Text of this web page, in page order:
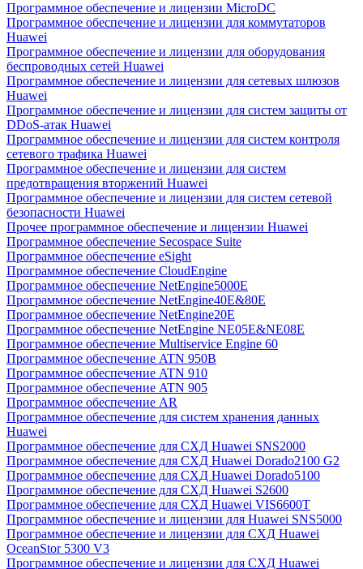
Программное обеспечение и лицензии MicroDC
Программное обеспечение и лицензии для коммутаторов
Huawei
Программное обеспечение и лицензии для оборудования
беспроводных сетей Huawei
Программное обеспечение и лицензии для сетевых шлюзов
Huawei
Программное обеспечение и лицензии для систем защиты от
DDoS-атак Huawei
Программное обеспечение и лицензии для систем контроля
сетевого трафика Huawei
Программное обеспечение и лицензии для систем
предотвращения вторжений Huawei
Программное обеспечение и лицензии для систем сетевой
безопасности Huawei
Прочее программное обеспечение и лицензии Huawei
Программное обеспечение Secospace Suite
Программное обеспечение eSight
Программное обеспечение CloudEngine
Программное обеспечение NetEngine5000E
Программное обеспечение NetEngine40E&80E
Программное обеспечение NetEngine20E
Программное обеспечение NetEngine NE05E&NE08E
Программное обеспечение Multiservice Engine 60
Программное обеспечение ATN 950B
Программное обеспечение ATN 910
Программное обеспечение ATN 905
Программное обеспечение AR
Программное обеспечение для систем хранения данных
Huawei
Программное обеспечение для СХД Huawei SNS2000
Программное обеспечение для СХД Huawei Dorado2100 G2
Программное обеспечение для СХД Huawei Dorado5100
Программное обеспечение для СХД Huawei S2600
Программное обеспечение для СХД Huawei VIS6600T
Программное обеспечение и лицензии для Huawei SNS5000
Программное обеспечение и лицензии для СХД Huawei
OceanStor 5300 V3
Программное обеспечение и лицензии для СХД Huawei